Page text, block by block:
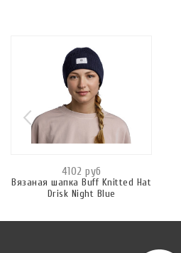
4102 руб
Вязаная шапка Buff Knitted Hat
Drisk Night Blue